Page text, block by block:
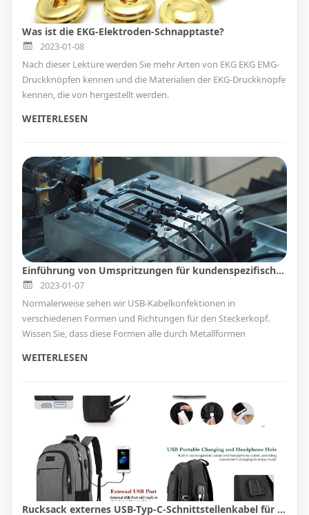
Was ist die EKG-Elektroden-Schnapptaste?
2023-01-08
Nach dieser Lektüre werden Sie mehr Arten von EKG EKG EMG-
Druckknöpfen kennen und die Materialien der EKG-Druckknöpfe
kennen, die von hergestellt werden.
WEITERLESEN
Einführung von Umspritzungen für kundenspezifische Kabelkonfektionen
2023-01-07
Normalerweise sehen wir USB-Kabelkonfektionen in
verschiedenen Formen und Richtungen für den Steckerkopf.
Wissen Sie, dass diese Formen alle durch Metallformen
die Formen zur Herstellung von USB-Datenkabeln!
WEITERLESEN
Rucksack externes USB-Typ-C-Schnittstellenkabel für Umhängetaschen und Koffer